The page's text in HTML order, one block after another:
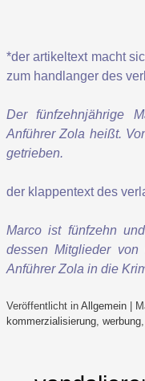
*der artikeltext macht
zum handlanger des
Der fünfzehnjährige
Anführer Zola heißt.
getrieben.
der klappentext des
Marco ist fünfzehn
dessen Mitglieder von
Anführer Zola in die
Veröffentlicht in Allgemein
kommerzialisierung, werbung,